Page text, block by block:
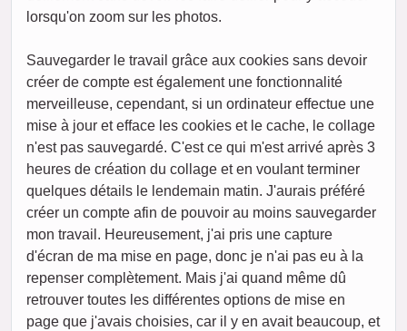
lorsqu'on zoom sur les photos.
Sauvegarder le travail grâce aux cookies sans devoir
créer de compte est également une fonctionnalité
merveilleuse, cependant, si un ordinateur effectue une
mise à jour et efface les cookies et le cache, le collage
n'est pas sauvegardé. C'est ce qui m'est arrivé après 3
heures de création du collage et en voulant terminer
quelques détails le lendemain matin. J'aurais préféré
créer un compte afin de pouvoir au moins sauvegarder
mon travail. Heureusement, j'ai pris une capture
d'écran de ma mise en page, donc je n'ai pas eu à la
repenser complètement. Mais j'ai quand même dû
retrouver toutes les différentes options de mise en
page que j'avais choisies, car il y en avait beaucoup, et